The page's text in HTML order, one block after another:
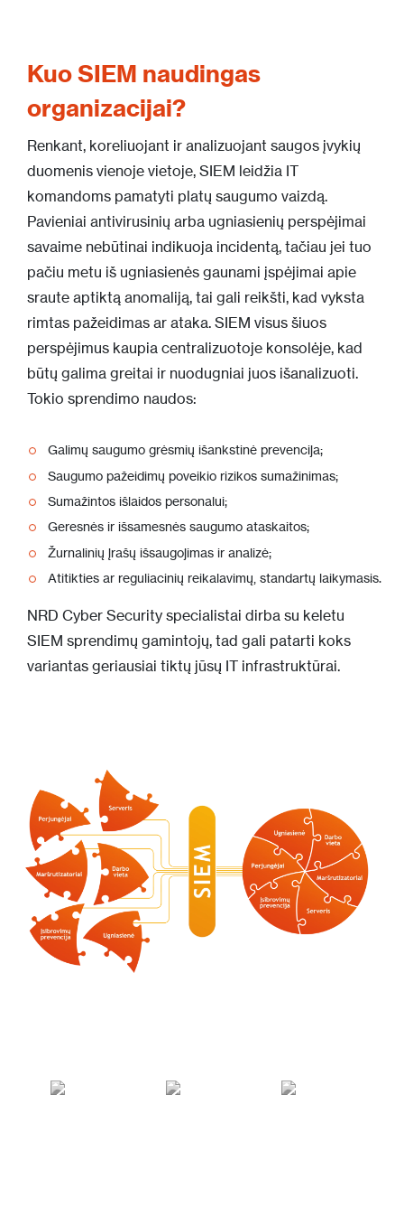
Kuo SIEM naudingas
organizacijai?
Renkant, koreliuojant ir analizuojant saugos įvykių
duomenis vienoje vietoje, SIEM leidžia IT
komandoms pamatyti platų saugumo vaizdą.
Pavieniai antivirusinių arba ugniasienių perspėjimai
savaime nebūtinai indikuoja incidentą, tačiau jei tuo
pačiu metu iš ugniasienės gaunami įspėjimai apie
sraute aptiktą anomaliją, tai gali reikšti, kad vyksta
rimtas pažeidimas ar ataka. SIEM visus šiuos
perspėjimus kaupia centralizuotoje konsolėje, kad
būtų galima greitai ir nuodugniai juos išanalizuoti.
Tokio sprendimo naudos:
Galimų saugumo grėsmių išankstinė prevencija;
Saugumo pažeidimų poveikio rizikos sumažinimas;
Sumažintos išlaidos personalui;
Geresnės ir išsamesnės saugumo ataskaitos;
Žurnalinių įrašų išsaugojimas ir analizė;
Atitikties ar reguliacinių reikalavimų, standartų laikymasis.
NRD Cyber Security specialistai dirba su keletu
SIEM sprendimų gamintojų, tad gali patarti koks
variantas geriausiai tiktų jūsų IT infrastruktūrai.